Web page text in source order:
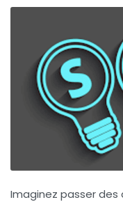
Imaginez passer